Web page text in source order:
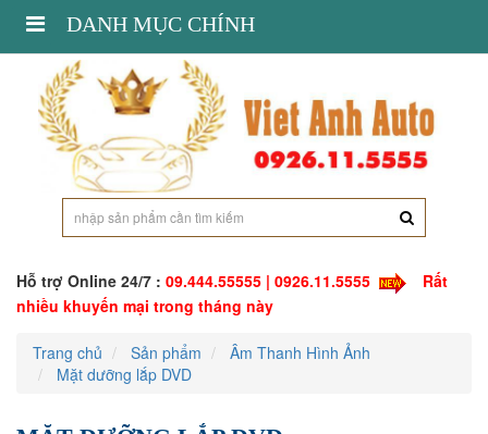
Hỗ trợ Online 24/7 : 09.444.55555 | 0926.11.5555
Rất
nhiều khuyến mại trong tháng này
Toggle
DANH MỤC CHÍNH
Trang chủ Sản phẩm
Âm Thanh Hình Ảnh
Mặt dưỡng lắp DVD